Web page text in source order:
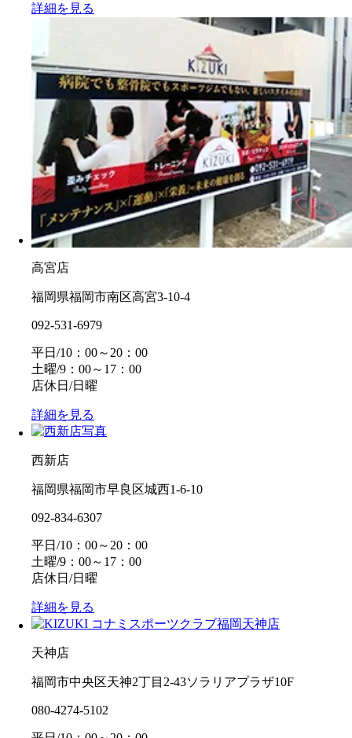
詳細を見る
高宮店
福岡県福岡市南区高宮3-10-4
092-531-6979
平日/10：00～20：00
土曜/9：00～17：00
店休日/日曜
詳細を見る
西新店
福岡県福岡市早良区城西1-6-10
092-834-6307
平日/10：00～20：00
土曜/9：00～17：00
店休日/日曜
詳細を見る
天神店
福岡市中央区天神2丁目2-43ソラリアプラザ10F
080-4274-5102